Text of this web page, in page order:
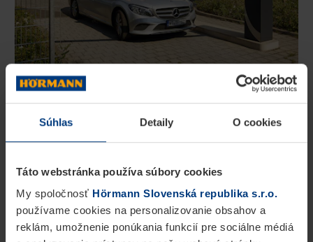
Súhlas Detaily O cookies
Táto webstránka používa súbory cookies
My spoločnosť Hörmann Slovenská republika s.r.o.
používame cookies na personalizovanie obsahov a
reklám, umožnenie ponúkania funkcií pre sociálne médiá
Automatickú závoru SH 300 ponúkame s
maximálnou blokovacou šírkou 3,75 m.
Kombinácia mimoriadne rýchlej doby otvárania
(približne 2,4 s) a vysokého počtu denných cyklov
otvorenia (až do 5000 cyklov) umožňuje použitie
závory pre vysokofrekventované vjazdy a výjazdy.
Závora sa navyše pýši aj zvlášť dlhou životnosťou,